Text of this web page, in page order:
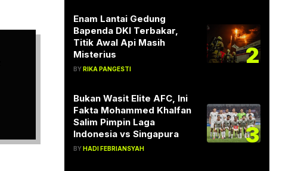
Enam Lantai Gedung
Bapenda DKI Terbakar,
Titik Awal Api Masih
Misterius
BYRIKA PANGESTI
2
Bukan Wasit Elite AFC, Ini
Fakta Mohammed Khalfan
Salim Pimpin Laga
Indonesia vs Singapura
BYHADI FEBRIANSYAH
3